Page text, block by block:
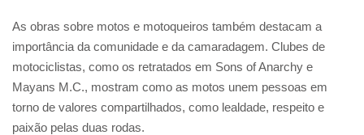
As obras sobre motos e motoqueiros também destacam a
importância da comunidade e da camaradagem. Clubes de
motociclistas, como os retratados em Sons of Anarchy e
Mayans M.C., mostram como as motos unem pessoas em
torno de valores compartilhados, como lealdade, respeito e
paixão pelas duas rodas.